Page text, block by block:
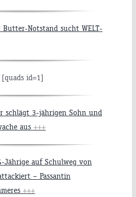
Butter-Notstand sucht WELT-
[quads id=1]
schlägt 3-jährigen Sohn und
aus +++
Jährige auf Schulweg von
– Passantin
+++